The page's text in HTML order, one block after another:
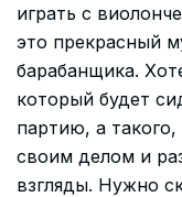
играть с
это прекрасный
барабанщика.
который будет
партию, а
своим делом и
взгляды. Нужно